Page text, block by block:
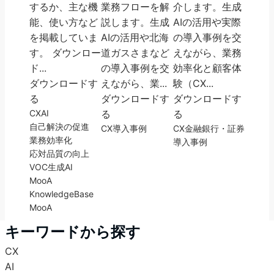
するか、主な機
能、使い方など
を掲載していま
す。 ダウンロー
ド...
ダウンロードす
る
CXAI
自己解決の促進
業務効率化
応対品質の向上
VOC生成AI
MooA
KnowledgeBase
MooA
業務フローを解
説します。生成
AIの活用や北海
道ガスさまなど
の導入事例を交
えながら、業...
ダウンロードす
る
CX導入事例
介します。生成
AIの活用や実際
の導入事例を交
えながら、業務
効率化と顧客体
験（CX...
ダウンロードす
る
CX金融銀行・証券
導入事例
キーワードから探す
CX
AI